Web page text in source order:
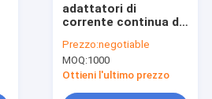
adattatori di
corrente continua di
per la spina
dell'aspirapolvere
SAA
Prezzo:negotiable
MOQ:1000
Ottieni l'ultimo prezzo